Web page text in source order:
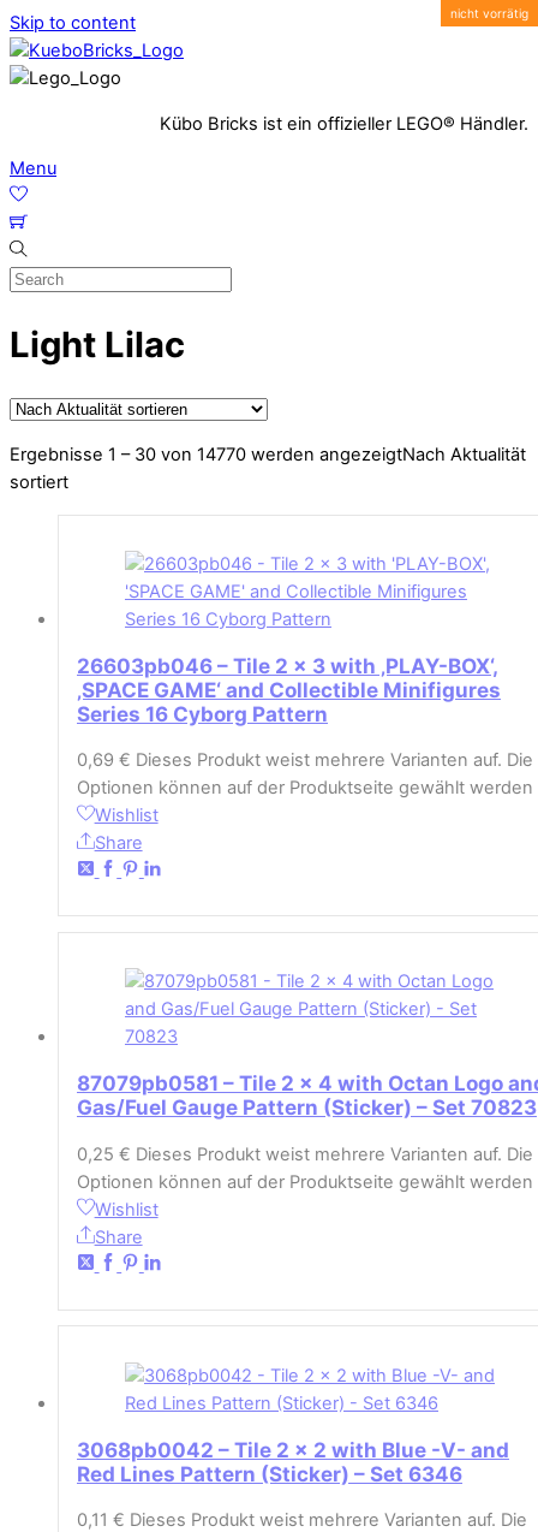
Skip to content
Kübo Bricks ist ein offizieller LEGO® Händler.
Menu
Light Lilac
Ergebnisse 1 – 30 von 14770 werden angezeigtNach Aktualität
sortiert
26603pb046 – Tile 2 x 3 with ‚PLAY-BOX‘,
‚SPACE GAME‘ and Collectible Minifigures
Series 16 Cyborg Pattern
0,69 € Dieses Produkt weist mehrere Varianten auf. Die
Optionen können auf der Produktseite gewählt werden
Wishlist
Share
87079pb0581 – Tile 2 x 4 with Octan Logo
Gas/Fuel Gauge Pattern (Sticker) – Set 70823
0,25 € Dieses Produkt weist mehrere Varianten auf. Die
Optionen können auf der Produktseite gewählt werden
Wishlist
Share
3068pb0042 – Tile 2 x 2 with Blue -V- and
Red Lines Pattern (Sticker) – Set 6346
0,11 € Dieses Produkt weist mehrere Varianten auf. Die